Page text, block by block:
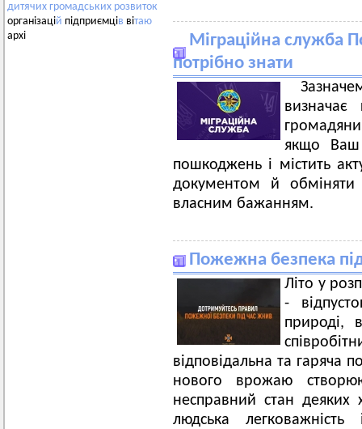
дитячих громадських розвиток
організацій підприємців вітаю
архі
Міграційна служба
потрібно знати
визначає
якщо Ваш
пошкоджень і містить
документом й
власним бажанням.
Пожежна безпека
Літо у
-
природі,
відповідальна та гаряча
нового врожаю
несправний стан деяких
людська